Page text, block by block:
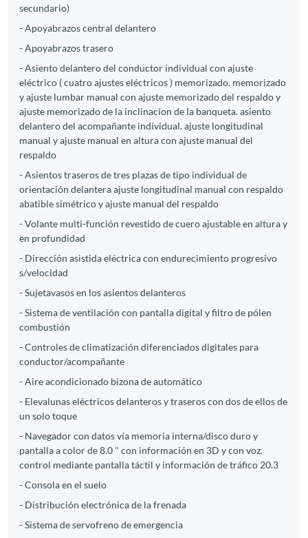
secundario)
- Apoyabrazos central delantero
- Apoyabrazos trasero
- Asiento delantero del conductor individual con ajuste
eléctrico ( cuatro ajustes eléctricos ) memorizado. memorizado
y ajuste lumbar manual con ajuste memorizado del respaldo y
ajuste memorizado de la inclinacion de la banqueta. asiento
delantero del acompañante individual. ajuste longitudinal
manual y ajuste manual en altura con ajuste manual del
respaldo
- Asientos traseros de tres plazas de tipo individual de
orientación delantera ajuste longitudinal manual con respaldo
abatible simétrico y ajuste manual del respaldo
- Volante multi-función revestido de cuero ajustable en altura y
en profundidad
- Dirección asistida eléctrica con endurecimiento progresivo
s/velocidad
- Sujetavasos en los asientos delanteros
- Sistema de ventilación con pantalla digital y filtro de pólen
combustión
- Controles de climatización diferenciados digitales para
conductor/acompañante
- Aire acondicionado bizona de automático
- Elevalunas eléctricos delanteros y traseros con dos de ellos de
un solo toque
- Navegador con datos vía memoria interna/disco duro y
pantalla a color de 8.0 " con información en 3D y con voz.
control mediante pantalla táctil y información de tráfico 20.3
- Consola en el suelo
- Distribución electrónica de la frenada
- Sistema de servofreno de emergencia